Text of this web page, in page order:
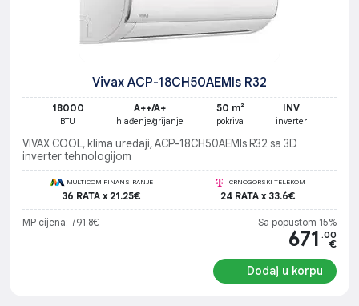
Vivax ACP-18CH50AEMIs R32
18000
BTU
A++/A+
hlađenje/grijanje
50 m²
pokriva
INV
inverter
VIVAX COOL, klima uredaji, ACP-18CH50AEMIs R32 sa 3D
inverter tehnologijom
MULTICOM FINANSIRANJE
36 RATA x 21.25€
CRNOGORSKI TELEKOM
24 RATA x 33.6€
MP cijena: 791.8€ Sa popustom 15%
671 .00
€
Dodaj u korpu